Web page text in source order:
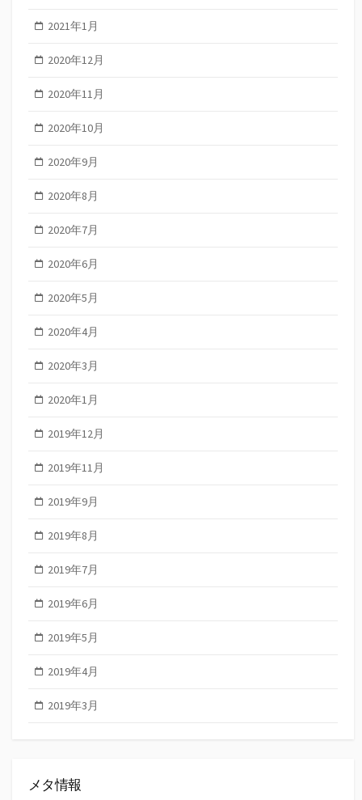
2021年1月
2020年12月
2020年11月
2020年10月
2020年9月
2020年8月
2020年7月
2020年6月
2020年5月
2020年4月
2020年3月
2020年1月
2019年12月
2019年11月
2019年9月
2019年8月
2019年7月
2019年6月
2019年5月
2019年4月
2019年3月
メタ情報